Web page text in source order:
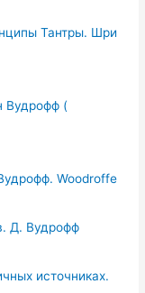
Тантры. Шри
Вудрофф (
Woodroffe
Д. Вудрофф
источниках.